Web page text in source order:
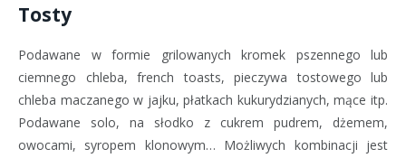
Tosty
Podawane w formie grilowanych kromek pszennego lub
ciemnego chleba, french toasts, pieczywa tostowego lub
chleba maczanego w jajku, płatkach kukurydzianych, mące itp.
Podawane solo, na słodko z cukrem pudrem, dżemem,
owocami, syropem klonowym… Możliwych kombinacji jest